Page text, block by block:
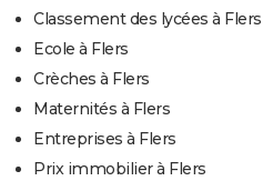
Classement des lycées à Flers
Ecole à Flers
Crèches à Flers
Maternités à Flers
Entreprises à Flers
Prix immobilier à Flers